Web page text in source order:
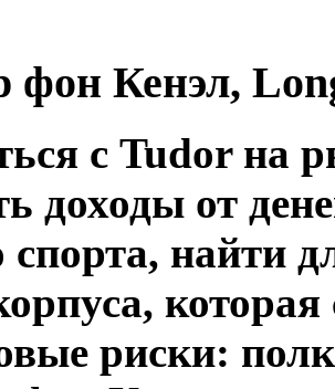
фон Кенэл,
с Tudor на
доходы от
спорта, найти
риски: